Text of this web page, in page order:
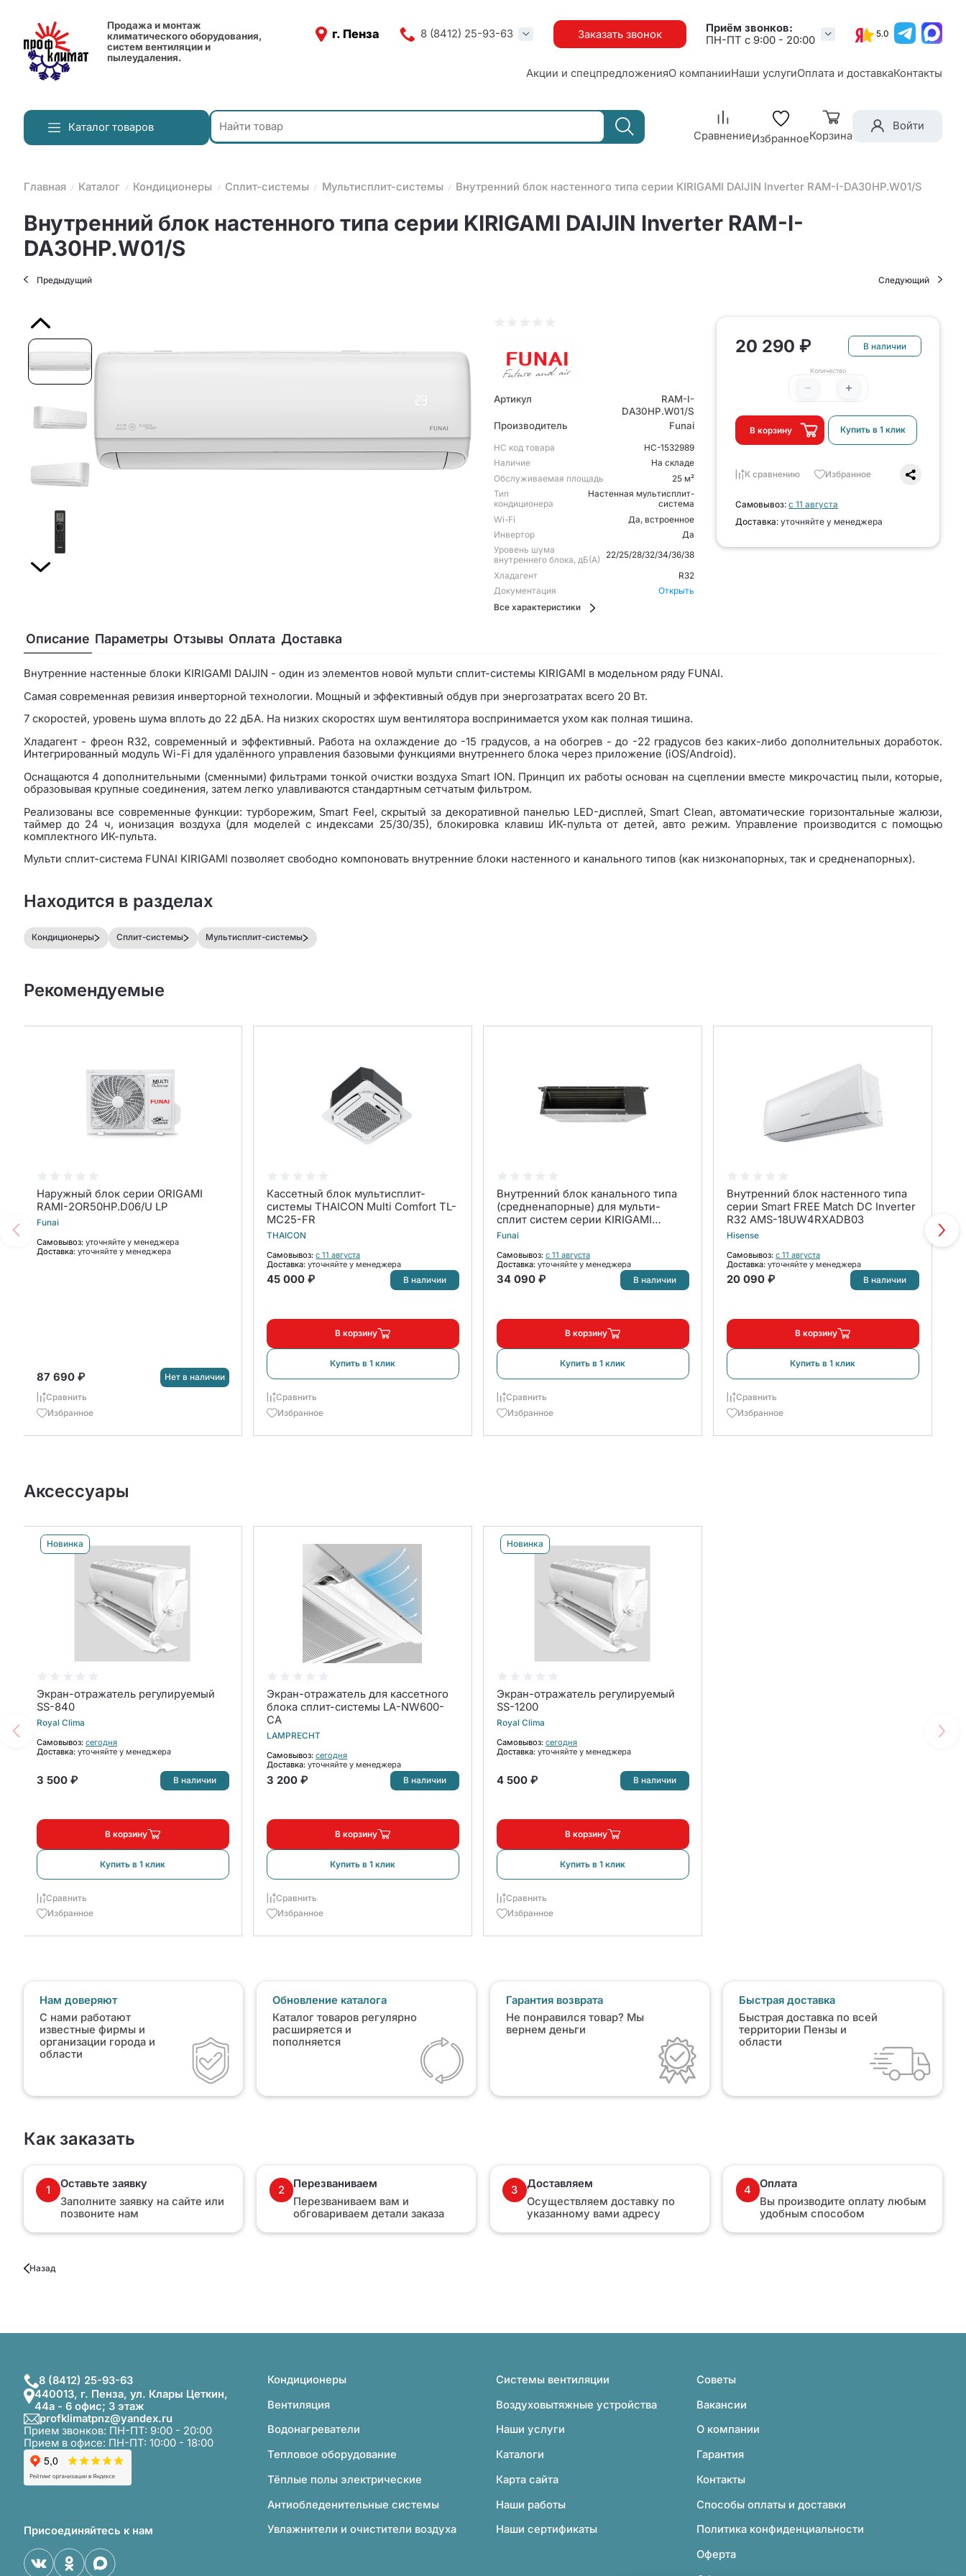
Продажа и монтаж
климатического оборудования,
систем вентиляции и
пылеудаления.
г. Пенза 8 (8412) 25-93-63 Заказать звонок
Приём звонков:
ПН-ПТ с 9:00 - 20:00
5.0
Акции и спецпредложенияО компанииНаши услугиОплата и доставкаКонтакты
Каталог товаров
СравнениеИзбранноеКорзина
Войти
Главная Каталог Кондиционеры Сплит-системы Мультисплит-системы Внутренний блок настенного типа серии KIRIGAMI DAIJIN Inverter RAM-I-DA30HP.W01/S
Внутренний блок настенного типа серии KIRIGAMI DAIJIN Inverter RAM-I-
DA30HP.W01/S
Предыдущий Следующий
Артикул
RAM-I-
DA30HP.W01/S
Производитель
Funai
НС код товара
НС-1532989
Наличие
На складе
Обслуживаемая площадь
25 м²
Тип
кондиционера
Настенная мультисплит-
система
Wi-Fi
Да, встроенное
Инвертор
Да
Уровень шума
внутреннего блока, дБ(А)
22/25/28/32/34/36/38
Хладагент
R32
Документация
Открыть
Все характеристики
20 290 ₽ В наличии
Количество
В корзину Купить в 1 клик
К сравнению Избранное
Самовывоз: с 11 августа
Доставка: уточняйте у менеджера
Описание Параметры Отзывы Оплата Доставка
Внутренние настенные блоки KIRIGAMI DAIJIN - один из элементов новой мульти сплит-системы KIRIGAMI в модельном ряду FUNAI.
Самая современная ревизия инверторной технологии. Мощный и эффективный обдув при энергозатратах всего 20 Вт.
7 скоростей, уровень шума вплоть до 22 дБА. На низких скоростях шум вентилятора воспринимается ухом как полная тишина.
Хладагент - фреон R32, современный и эффективный. Работа на охлаждение до -15 градусов, а на обогрев - до -22 градусов без каких-либо дополнительных доработок.
Интегрированный модуль Wi-Fi для удалённого управления базовыми функциями внутреннего блока через приложение (iOS/Android).
Оснащаются 4 дополнительными (сменными) фильтрами тонкой очистки воздуха Smart ION. Принцип их работы основан на сцеплении вместе микрочастиц пыли, которые,
образовывая крупные соединения, затем легко улавливаются стандартным сетчатым фильтром.
Реализованы все современные функции: турборежим, Smart Feel, скрытый за декоративной панелью LED-дисплей, Smart Clean, автоматические горизонтальные жалюзи,
таймер до 24 ч, ионизация воздуха (для моделей с индексами 25/30/35), блокировка клавиш ИК-пульта от детей, авто режим. Управление производится с помощью
комплектного ИК-пульта.
Мульти сплит-система FUNAI KIRIGAMI позволяет свободно компоновать внутренние блоки настенного и канального типов (как низконапорных, так и средненапорных).
Находится в разделах
Кондиционеры Сплит-системы Мультисплит-системы
Рекомендуемые
Наружный блок серии ORIGAMI
RAMI-2OR50HP.D06/U LP
Funai
Самовывоз: уточняйте у менеджера
Доставка: уточняйте у менеджера
87 690 ₽ Нет в наличии
Сравнить
Избранное
Кассетный блок мультисплит-
системы THAICON Multi Comfort TL-
MС25-FR
THAICON
Самовывоз: с 11 августа
Доставка: уточняйте у менеджера
45 000 ₽ В наличии
В корзину
Купить в 1 клик
Сравнить
Избранное
Внутренний блок канального типа
(средненапорные) для мульти-
сплит систем серии KIRIGAMI
Inverter RAM-I-KG35HP.D01/S
Funai
Самовывоз: с 11 августа
Доставка: уточняйте у менеджера
34 090 ₽ В наличии
В корзину
Купить в 1 клик
Сравнить
Избранное
Внутренний блок настенного типа
серии Smart FREE Match DC Inverter
R32 AMS-18UW4RXADB03
Hisense
Самовывоз: с 11 августа
Доставка: уточняйте у менеджера
20 090 ₽ В наличии
В корзину
Купить в 1 клик
Сравнить
Избранное
Аксессуары
Новинка
Экран-отражатель регулируемый
SS-840
Royal Clima
Самовывоз: сегодня
Доставка: уточняйте у менеджера
3 500 ₽ В наличии
В корзину
Купить в 1 клик
Сравнить
Избранное
Экран-отражатель для кассетного
блока сплит-системы LA-NW600-
CA
LAMPRECHT
Самовывоз: сегодня
Доставка: уточняйте у менеджера
3 200 ₽ В наличии
В корзину
Купить в 1 клик
Сравнить
Избранное
Новинка
Экран-отражатель регулируемый
SS-1200
Royal Clima
Самовывоз: сегодня
Доставка: уточняйте у менеджера
4 500 ₽ В наличии
В корзину
Купить в 1 клик
Сравнить
Избранное
Нам доверяют
С нами работают
известные фирмы и
организации города и
области
Обновление каталога
Каталог товаров регулярно
расширяется и
пополняется
Гарантия возврата
Не понравился товар? Мы
вернем деньги
Быстрая доставка
Быстрая доставка по всей
территории Пензы и
области
Как заказать
1
Оставьте заявку
Заполните заявку на сайте или
позвоните нам
2
Перезваниваем
Перезваниваем вам и
обговариваем детали заказа
3
Доставляем
Осуществляем доставку по
указанному вами адресу
4
Оплата
Вы производите оплату любым
удобным способом
Назад
8 (8412) 25-93-63
440013, г. Пенза, ул. Клары Цеткин,
44а - 6 офис; 3 этаж
profklimatpnz@yandex.ru
Прием звонков: ПН-ПТ: 9:00 - 20:00
Прием в офисе: ПН-ПТ: 10:00 - 18:00
Присоединяйтесь к нам
Кондиционеры
Вентиляция
Водонагреватели
Тепловое оборудование
Тёплые полы электрические
Антиобледенительные системы
Увлажнители и очистители воздуха
Системы вентиляции
Воздуховытяжные устройства
Наши услуги
Каталоги
Карта сайта
Наши работы
Наши сертификаты
Советы
Вакансии
О компании
Гарантия
Контакты
Способы оплаты и доставки
Политика конфиденциальности
Оферта